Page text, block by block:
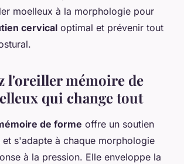
moelleux à la morphologie pour
cervical optimal et prévenir tout
l'oreiller mémoire de
qui change tout
de forme offre un soutien
s'adapte à chaque morphologie
à la pression. Elle enveloppe la